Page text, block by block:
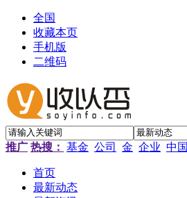
全国
收藏本页
手机版
二维码
推广 热搜： 基金 公司 金 企业 中国
首页
最新动态